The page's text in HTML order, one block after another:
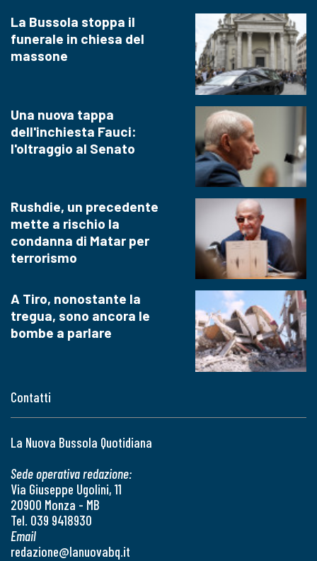
Contatti
La Nuova Bussola Quotidiana
Sede operativa redazione:
Via Giuseppe Ugolini, 11
20900 Monza - MB
Tel. 039 9418930
Email
redazione@lanuovabq.it
La Bussola stoppa il
funerale in chiesa del
massone
Una nuova tappa
dell'inchiesta Fauci:
l'oltraggio al Senato
Rushdie, un precedente
mette a rischio la
condanna di Matar per
terrorismo
A Tiro, nonostante la
tregua, sono ancora le
bombe a parlare